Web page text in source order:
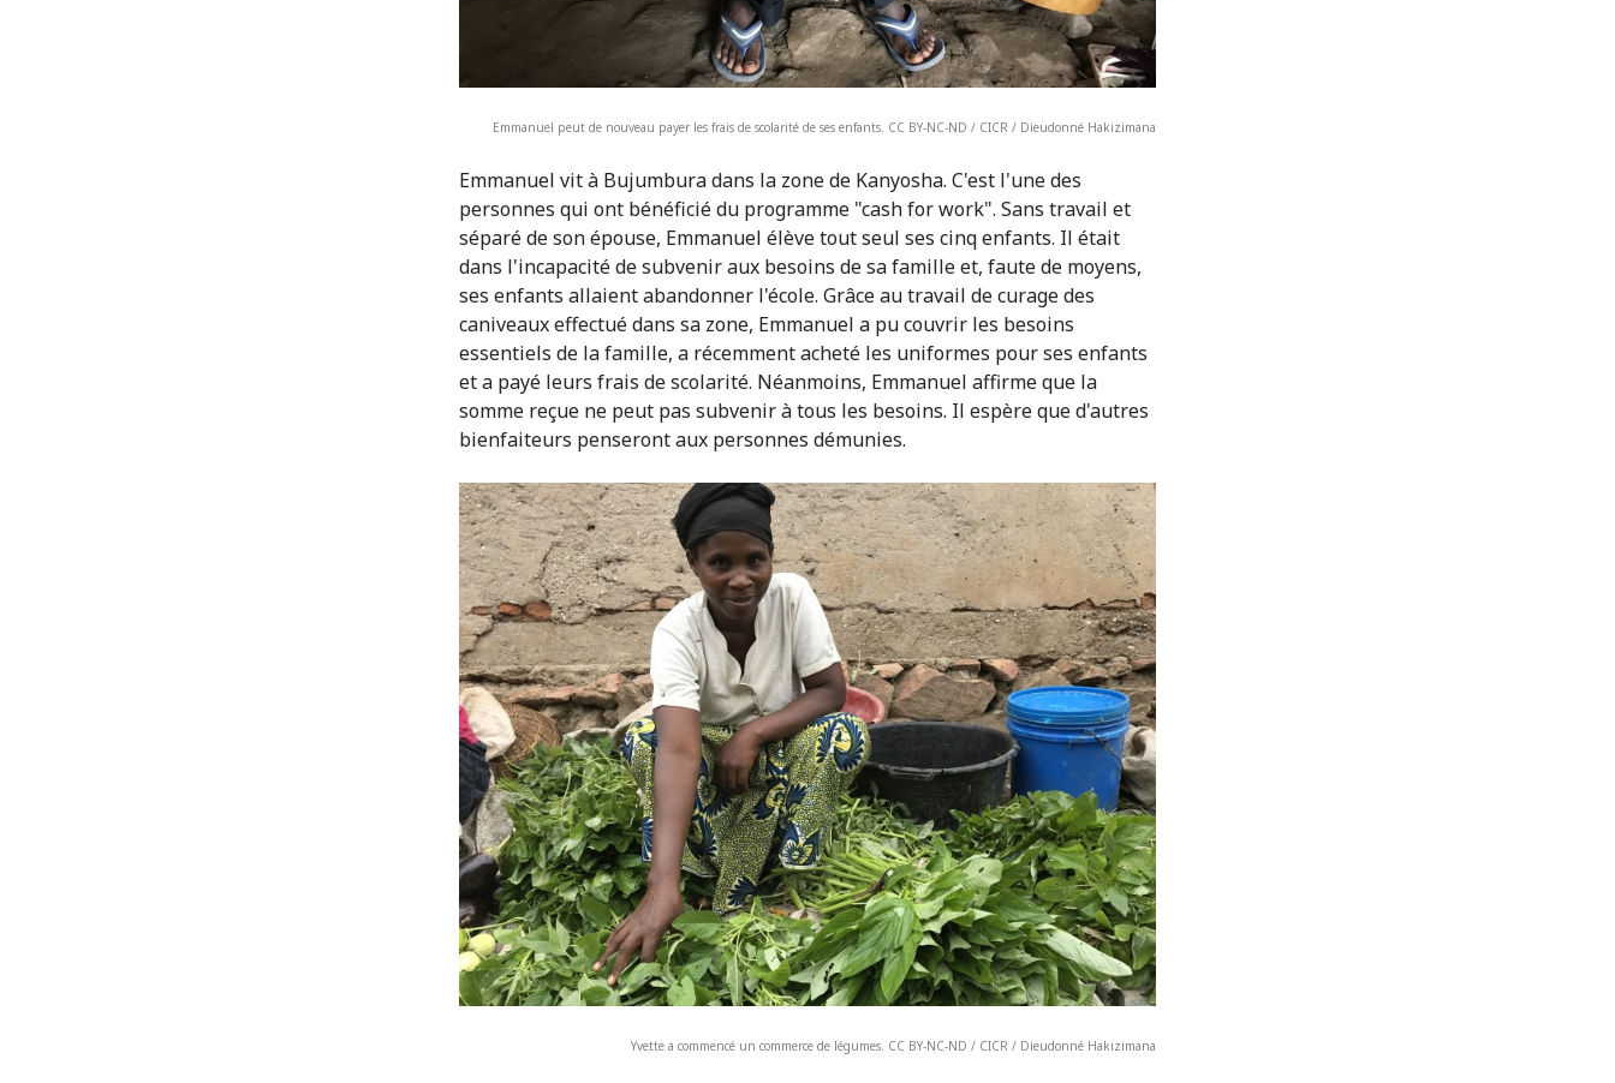
Emmanuel peut de nouveau payer les frais de scolarité de ses enfants. CC BY-NC-ND / CICR / Dieudonné Hakizimana
Emmanuel vit à Bujumbura dans la zone de Kanyosha. C'est l'une des
personnes qui ont bénéficié du programme "cash for work". Sans travail et
séparé de son épouse, Emmanuel élève tout seul ses cinq enfants. Il était
dans l'incapacité de subvenir aux besoins de sa famille et, faute de moyens,
ses enfants allaient abandonner l'école. Grâce au travail de curage des
caniveaux effectué dans sa zone, Emmanuel a pu couvrir les besoins
essentiels de la famille, a récemment acheté les uniformes pour ses enfants
et a payé leurs frais de scolarité. Néanmoins, Emmanuel affirme que la
somme reçue ne peut pas subvenir à tous les besoins. Il espère que d'autres
bienfaiteurs penseront aux personnes démunies.
Yvette a commencé un commerce de légumes. CC BY-NC-ND / CICR / Dieudonné Hakizimana